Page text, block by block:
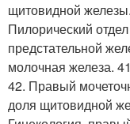
щитовидной
Пилорический
предстательной
молочная железа.
42. Правый
доля щитовидной